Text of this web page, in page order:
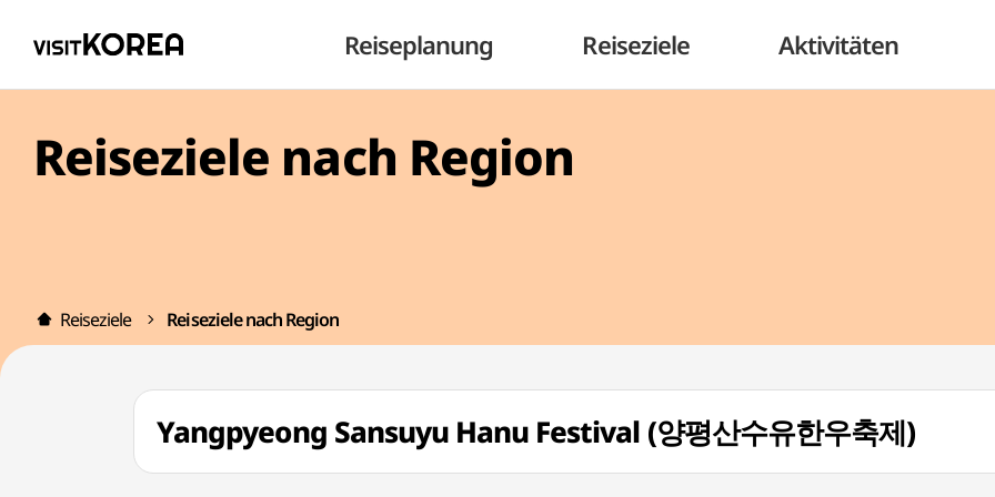
Reiseplanung Reiseziele Aktivitäten
Reiseziele nach Region
Reiseziele Reiseziele nach Region
Yangpyeong Sansuyu Hanu Festival (양평산수유한우축제)